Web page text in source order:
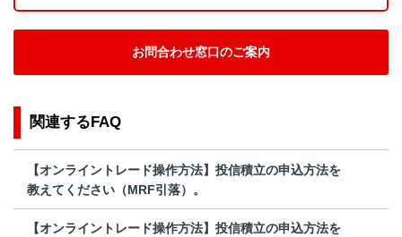
お問合わせ窓口のご案内
関連するFAQ
【オンライントレード操作方法】投信積立の申込方法を
教えてください（MRF引落）。
【オンライントレード操作方法】投信積立の申込方法を